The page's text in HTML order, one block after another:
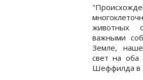
животных
важными
Земле,
свет на оба
Шеффилда в